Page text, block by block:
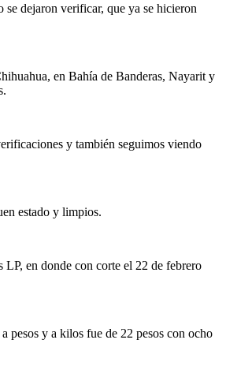
se dejaron verificar, que ya se hicieron
en Bahía de Banderas, Nayarit y
y también seguimos viendo
estado y limpios.
LP, en donde con corte el 22 de febrero
pesos y a kilos fue de 22 pesos con ocho